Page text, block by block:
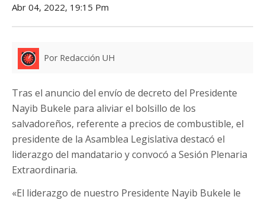
Abr 04, 2022, 19:15 Pm
Por Redacción UH
Tras el anuncio del envío de decreto del Presidente
Nayib Bukele para aliviar el bolsillo de los
salvadoreños, referente a precios de combustible, el
presidente de la Asamblea Legislativa destacó el
liderazgo del mandatario y convocó a Sesión Plenaria
Extraordinaria.
«El liderazgo de nuestro Presidente Nayib Bukele le